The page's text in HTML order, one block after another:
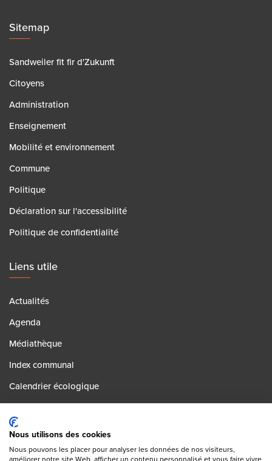
Sitemap
Sandweiler fit fir d'Zukunft
Citoyens
Administration
Enseignement
Mobilité et environnement
Commune
Politique
Déclaration sur l'accessibilité
Politique de confidentialité
Liens utile
Actualités
Agenda
Médiathèque
Index communal
Calendrier écologique
Contact
Postes vacants
Nous utilisons des cookies
Nous pouvons les placer pour analyser les données de nos visiteurs,
améliorer notre site Web, afficher un contenu personnalisé et vous faire vivre